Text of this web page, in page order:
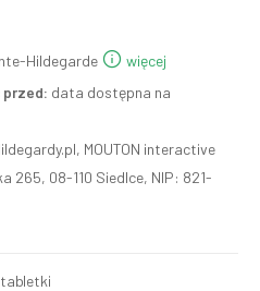
Hildegarde
więcej
przed: data dostępna na
MOUTON interactive
265, 08-110 Siedlce, NIP: 821-
tabletki